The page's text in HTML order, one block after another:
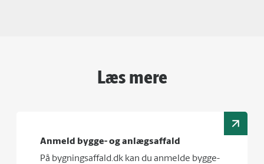
Læs mere
Anmeld bygge- og anlægsaffald
På bygningsaffald.dk kan du anmelde bygge-